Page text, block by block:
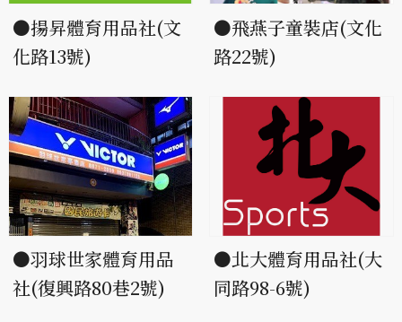
●揚昇體育用品社(文
化路13號)
●飛燕子童裝店(文化
路22號)
●羽球世家體育用品
社(復興路80巷2號)
●北大體育用品社(大
同路98-6號)